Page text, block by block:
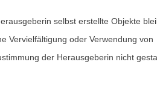
selbst erstellte Objekte
Vervielfältigung oder Verwendung von
der Herausgeberin nicht